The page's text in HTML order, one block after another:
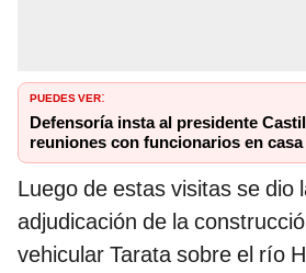
PUEDES VER:
Defensoría insta al presidente
reuniones con funcionarios en
Luego de estas visitas se dio
adjudicación de la
vehicular Tarata sobre el río